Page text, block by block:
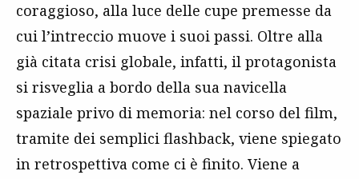
coraggioso, alla luce delle cupe premesse da
cui l’intreccio muove i suoi passi. Oltre alla
già citata crisi globale, infatti, il protagonista
si risveglia a bordo della sua navicella
spaziale privo di memoria: nel corso del film,
tramite dei semplici flashback, viene spiegato
in retrospettiva come ci è finito. Viene a